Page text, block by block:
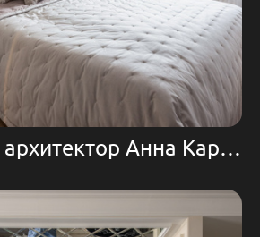
Квартира — архитектор Анна Каракетова